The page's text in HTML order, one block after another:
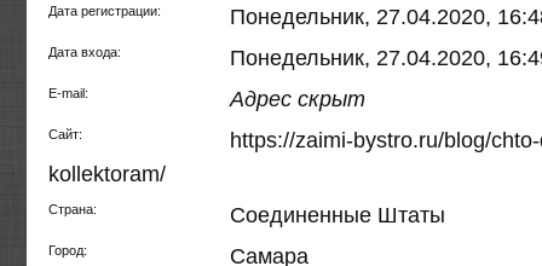
Дата регистрации: Понедельник, 27.04.2020,
Дата входа: Понедельник, 27.04.2020,
E-mail: Адрес скрыт
Сайт:
https://zaimi-bystro.ru/blog/
kollektoram/
Страна: Соединенные Штаты
Город: Самара